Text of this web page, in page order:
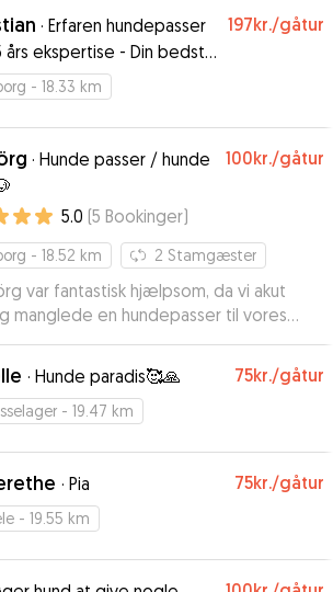
Især det at Helle besøgte os her
pasningen af Valde, betød meget
tilfredshed og anbefaling herfra.
· Erfaren hundepasser
års ekspertise - Din bedste
og gåture
197kr./gåtur
- 18.33 km
· Hunde passer / hunde
100kr./gåtur
5.0 (5 Bookinger)
- 18.52 km 2 Stamgæster
var fantastisk hjælpsom, da vi akut
manglede en hundepasser til vores
Frida. Frida havde en fantastisk ferie
og hendes hund Benji, med lange
hygge og leg. Vi fik løbende
og billeder tilsendt, hvilket betød
anbefale Ingibjörg som hundepasser,
benytte af os hendes pasning
🥰”
· Hunde paradis🥰🙏 75kr./gåtur
- 19.47 km
· Pia 75kr./gåtur
- 19.55 km